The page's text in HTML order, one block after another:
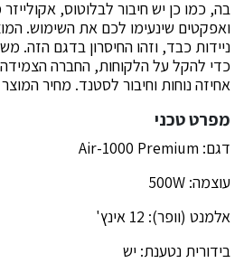
בה, כמו כן יש חיבור לבלוטוס,
ואפקטים שינעימו לכם את השימוש.
כדי להקל על הלקוחות, החברה הצמידה
אחיזה נוחות וחיבור לסטנד. מחיר המוצר עומד
מפרט טכני
דגם: Air-1000 Premium
עוצמה: 500W
אלמנט (וופר): 12 אינץ'
בידורית נטענת: יש